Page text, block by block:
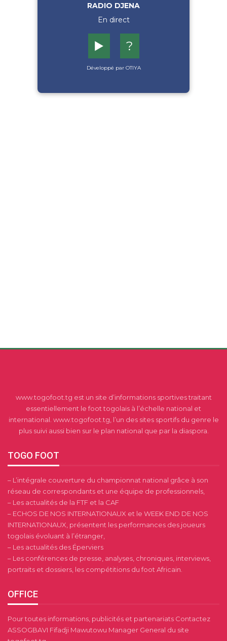
RADIO DJENA
En direct
▶️ ?
Développé par OTIYA
www.togofoot.tg est un site d’informations sportives traitant
essentiellement le foot togolais à l’échelle national et
international. www.togofoot.tg, l’un des sites sportifs du genre le
plus suivi aussi bien sur le plan national que par la diaspora.
TOGO FOOT
– L’intégrale couverture du championnat national grâce à son
réseau de correspondants et une équipe de professionnels,
– Les actualités de la FTF et la CAF
– ECHOS DE NOS INTERNATIONAUX et le WEEK END DE NOS
INTERNATIONAUX, présentent les performances des joueurs
togolais évoluant à l’étranger,
– Les actualités des Éperviers
– Les conférences de presse, analyses, chroniques, interviews,
portraits et dossiers, les compétitions du foot Africain.
OFFICE
Pour toutes informations, publicités et partenariats Contactez
ASSOGBAVI Fifadji Mawutowu Manager General du site